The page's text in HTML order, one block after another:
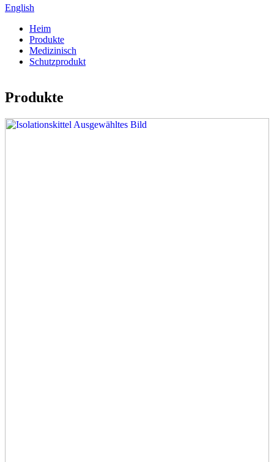
English
Heim
Produkte
Medizinisch
Schutzprodukt
Produkte